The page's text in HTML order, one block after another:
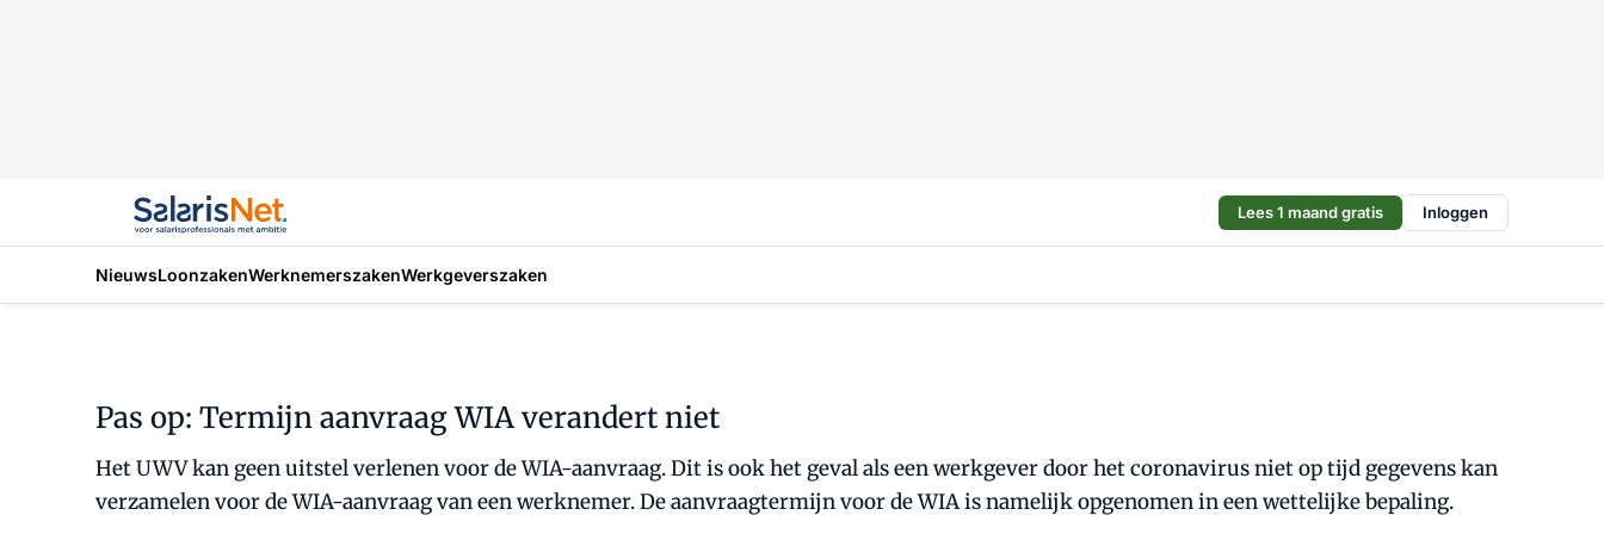
Lees 1 maand gratis Inloggen
NieuwsLoonzakenWerknemerszakenWerkgeverszaken
Pas op: Termijn aanvraag WIA verandert niet
Het UWV kan geen uitstel verlenen voor de WIA-aanvraag. Dit is ook het geval als een werkgever door het coronavirus niet op tijd gegevens kan
verzamelen voor de WIA-aanvraag van een werknemer. De aanvraagtermijn voor de WIA is namelijk opgenomen in een wettelijke bepaling.